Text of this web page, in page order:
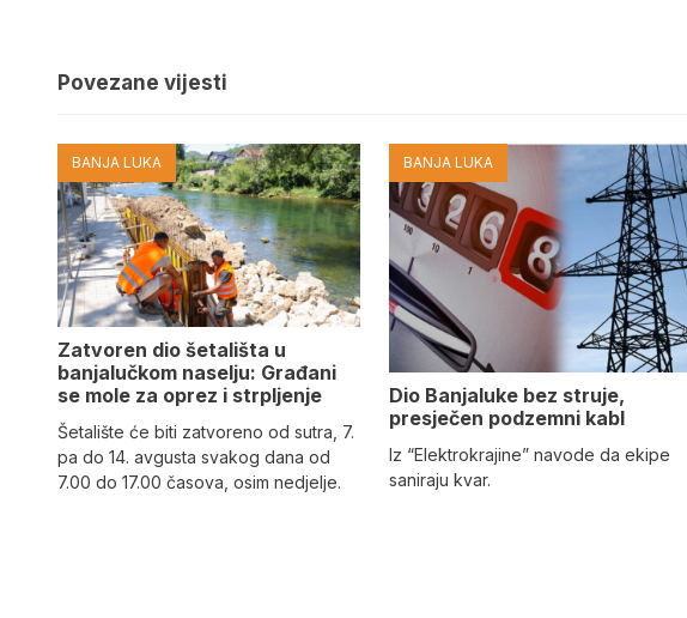
Povezane vijesti
BANJA LUKA
Zatvoren dio šetališta u
banjalučkom naselju: Građani
se mole za oprez i strpljenje
Šetalište će biti zatvoreno od sutra, 7.
pa do 14. avgusta svakog dana od
7.00 do 17.00 časova, osim nedjelje.
BANJA LUKA
Dio Banjaluke bez struje,
presječen podzemni kabl
Iz “Elektrokrajine” navode da ekipe
saniraju kvar.